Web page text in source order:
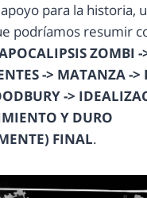
para la historia,
podríamos resumir
ZOMBI -
-> MATANZA ->
->
Y DURO
FINAL.